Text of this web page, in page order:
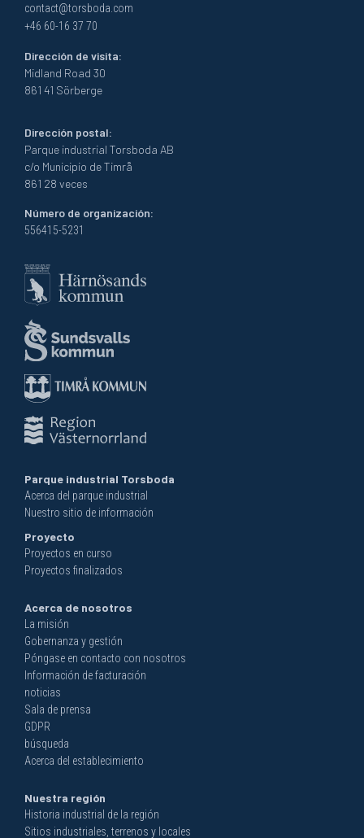
contact@torsboda.com
+46 60-16 37 70
Dirección de visita:
Midland Road 30
861 41 Sörberge
Dirección postal:
Parque industrial Torsboda AB
c/o Municipio de Timrå
861 28 veces
Número de organización:
556415-5231
Parque industrial Torsboda
Acerca del parque industrial
Nuestro sitio de información
Proyecto
Proyectos en curso
Proyectos finalizados
Acerca de nosotros
La misión
Gobernanza y gestión
Póngase en contacto con nosotros
Información de facturación
noticias
Sala de prensa
GDPR
búsqueda
Acerca del establecimiento
Nuestra región
Historia industrial de la región
Sitios industriales, terrenos y locales